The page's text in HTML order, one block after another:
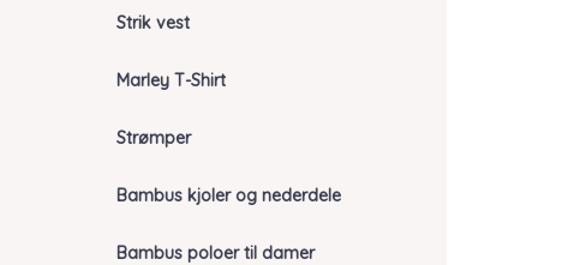
Strik vest
Marley T-Shirt
Strømper
Bambus kjoler og nederdele
Bambus poloer til damer